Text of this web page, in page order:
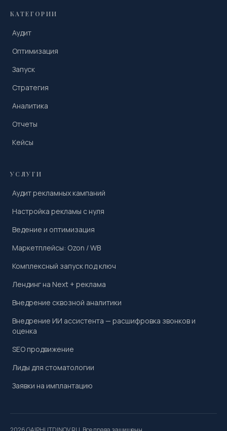
КАТЕГОРИИ
Аудит
Оптимизация
Запуск
Стратегия
Аналитика
Отчеты
Кейсы
УСЛУГИ
Аудит рекламных кампаний
Настройка рекламы с нуля
Ведение и оптимизация
Маркетплейсы: Ozon / WB
Комплексный запуск под ключ
Лендинг на Next + реклама
Внедрение сквозной аналитики
Внедрение ИИ ассистента — расшифровка звонков и
оценка
SEO продвижение
Лиды для стоматологии
Заявки на имплантацию